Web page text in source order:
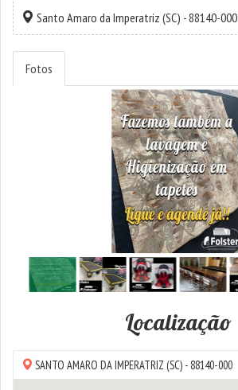
Santo Amaro da Imperatriz (SC) - 88140-000
Fotos
Localização
SANTO AMARO DA IMPERATRIZ (SC) - 88140-000